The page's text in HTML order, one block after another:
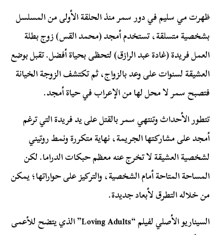
ظهرت مي سليم في دور سمر منذ الحلقة الأولى من المسلسل
بشخصية متسلقة، تستخدم أمجد (محمد القس) زوج بطلة
العمل فريدة (غادة عبد الرازق) لتحظى بحياة أفضل. تقبل بوضع
العشيقة لسنوات على وعد بالزواج، ثم تكتشف الزوجة الخيانة
فتصبح سمر لا محل لها من الإعراب في حياة أمجد.
تتطور الأحداث وتنتهي سمر بالقتل على يد فريدة التي ترغم
أمجد على مشاركتها الجريمة، نهاية متكررة ونمط روتيني
لشخصية العشيقة لا تخرج عنه معظم حبكات الدراما. لكن
المساحة المتاحة أمام الشخصية، والتركيز على حواراتها؛ يمكن
من خلاله التطرق لأبعاد جديدة.
السيناريو الأصلي لفيلم “Loving Adults” الذي يتضح للأعمى